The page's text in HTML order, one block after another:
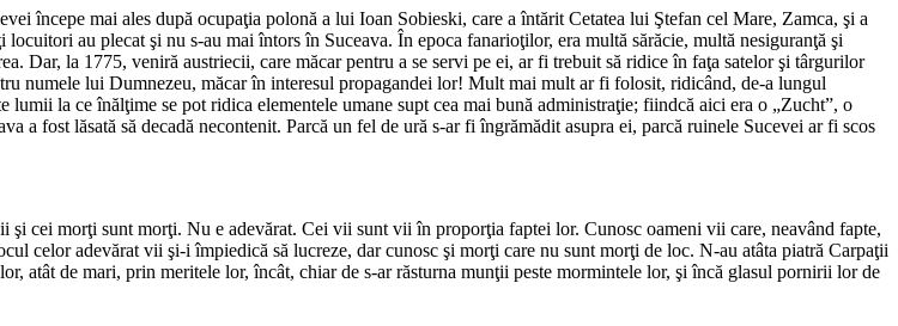
în­cepe mai ales după ocupaţia polonă a lui Ioan Sobieski, care a întărit Cetatea lui Ştefan cel Mare, Zamca, şi a
au plecat şi nu s-au mai întors în Suceava. În epoca fanarioţilor, era multă sărăcie, multă nesi­guranţă şi
Dar, la 1775, veniră austriecii, care măcar pentru a se servi pe ei, ar fi trebuit să ridice în faţa satelor şi târgurilor
numele lui Dumnezeu, măcar în interesul propagandei lor! Mult mai mult ar fi folosit, ridicând, de-a lungul
la ce înălţime se pot ridica elementele umane supt cea mai bună administraţie; fiindcă aici era o „Zucht”, o
a fost lă­sată să decadă necontenit. Parcă un fel de ură s-ar fi îngrămădit asupra ei, parcă ruinele Sucevei ar fi scos
cei morţi sunt morţi. Nu e adevărat. Cei vii sunt vii în proporţia faptei lor. Cunosc oameni vii care, neavând fapte,
celor adevărat vii şi-i împiedică să lucreze, dar cunosc şi morţi care nu sunt morţi de loc. N-au atâta piatră Carpaţii
atât de mari, prin meritele lor, încât, chiar de s-ar răsturna munţii peste mormintele lor, şi încă glasul pornirii lor de